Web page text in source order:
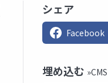
シェア
Facebook
埋め込む